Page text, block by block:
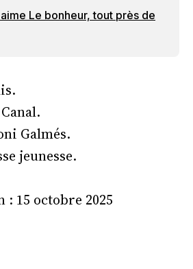
Le bonheur, tout près de
Galmés.
jeunesse.
15 octobre 2025